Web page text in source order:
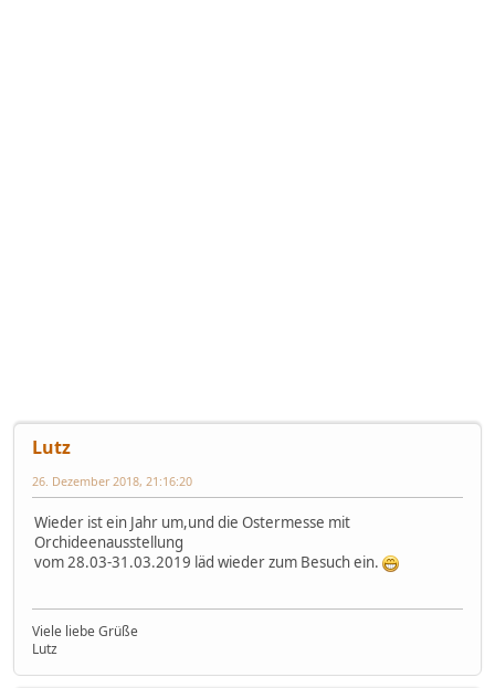
Lutz
26. Dezember 2018, 21:16:20
Wieder ist ein Jahr um,und die Ostermesse mit
Orchideenausstellung
vom 28.03-31.03.2019 läd wieder zum Besuch ein.
Viele liebe Grüße
Lutz